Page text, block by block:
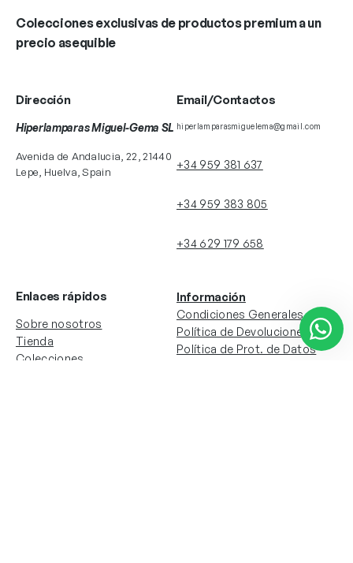
Colecciones exclusivas de productos premium a un
precio asequible
Dirección
Hiperlamparas Miguel-Gema SL
Avenida de Andalucia, 22, 21440
Lepe, Huelva, Spain
Email/Contactos
hiperlamparasmiguelema@gmail.com
+34 959 381 637
+34 959 383 805
+34 629 179 658
Enlaces rápidos
Sobre nosotros
Tienda
Colecciones
Información
Condiciones Generales
Política de Devoluciones
Política de Prot. de Datos